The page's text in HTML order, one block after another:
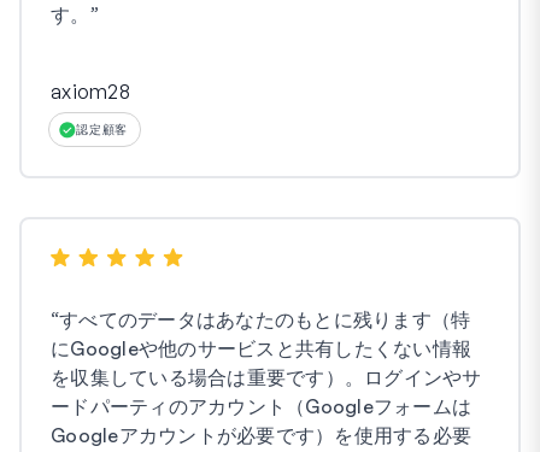
す。 ”
axiom28
認定顧客
“すべてのデータはあなたのもとに残ります（特
にGoogleや他のサービスと共有したくない情報
を収集している場合は重要です）。ログインやサ
ードパーティのアカウント（Googleフォームは
Googleアカウントが必要です）を使用する必要